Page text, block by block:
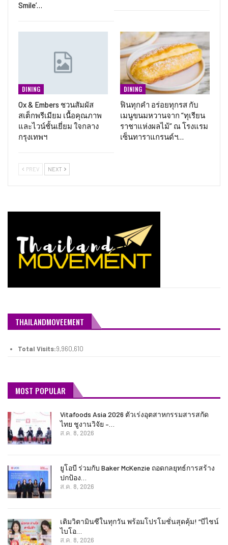
Smile’…
DINING
Ox & Embers ชวนสัมผัส
สเต็กพรีเมียม เนื้อคุณภาพ
และไวน์ชั้นเยี่ยม ใจกลาง
กรุงเทพฯ
DINING
ฟินทุกคำ อร่อยทุกรส กับ
เมนูขนมหวานจาก “ทุเรียน
ราชาแห่งผลไม้” ณ โรงแรม
เซ็นทาราแกรนด์ฯ…
PREV NEXT
THAILANDMOVEEMENT
Total Visits:9,960,610
MOST POPULAR
Vitafoods Asia 2026 ตัวเร่งอุตสาหกรรมสารสกัด
ไทย ชูงานวิจัย –…
ส.ค. 8, 2026
ยูโอบี ร่วมกับ Baker McKenzie ถอดกลยุทธ์การสร้าง
ปกป้อง…
ส.ค. 8, 2026
เติมวิตามินซีในทุกวัน พร้อมโปรโมชั่นสุดคุ้ม! “บีไชน์
ไบโอ…
ส.ค. 8, 2026